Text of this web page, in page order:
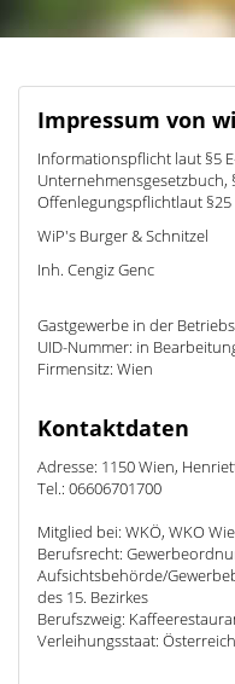
Impressum von
Informationspflicht laut §5
Offenlegungspflichtlaut
WiP's Burger & Schnitzel
Inh. Cengiz Genc
Gastgewerbe in der
UID-Nummer: in
Firmensitz: Wien
Kontaktdaten
Adresse: 1150 Wien,
Tel.: 06606701700
Mitglied bei: WKÖ, WKO
Berufsrecht:
Aufsichtsbehörde/
des 15. Bezirkes
Berufszweig:
Verleihungsstaat: Österreich